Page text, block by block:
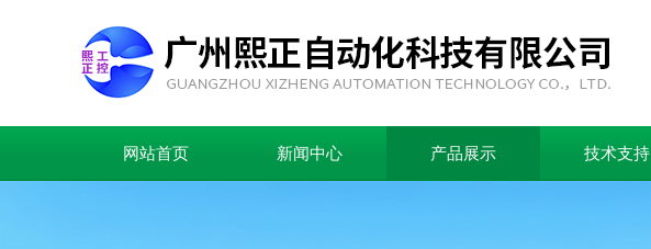
网站首页 新闻中心 产品展示 技术支持